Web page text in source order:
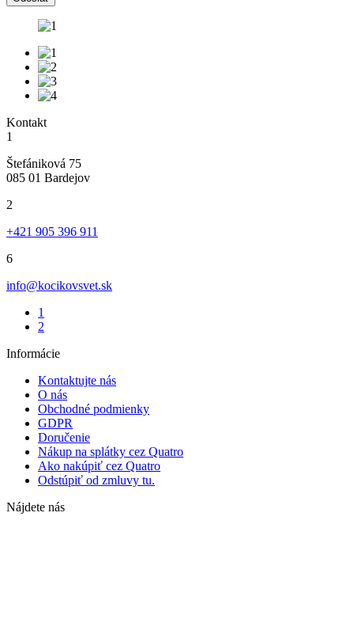
Kontakt
1
Štefániková 75
085 01 Bardejov
2
+421 905 396 911
6
info@kocikovsvet.sk
1
2
Informácie
Kontaktujte nás
O nás
Obchodné podmienky
GDPR
Doručenie
Nákup na splátky cez Quatro
Ako nakúpiť cez Quatro
Odstúpiť od zmluvy tu.
Nájdete nás